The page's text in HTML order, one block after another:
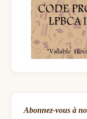
Abonnez-vous à